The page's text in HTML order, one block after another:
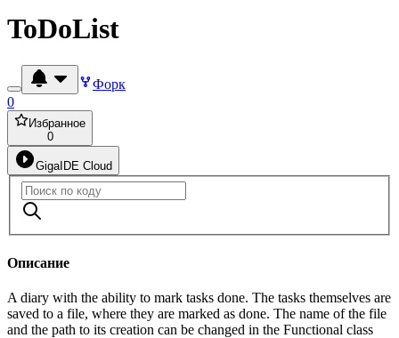
ToDoList
Форк
0
Избранное
0
GigaIDE Cloud
Описание
A diary with the ability to mark tasks done. The tasks themselves are
saved to a file, where they are marked as done. The name of the file
and the path to its creation can be changed in the Functional class